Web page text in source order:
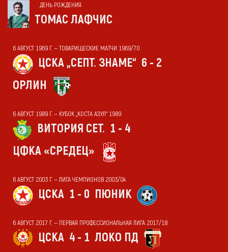
ДЕНЬ РОЖДЕНИЯ
ТОМАС ЛАФЧИС
6 АВГУСТ 1969 Г. — ТОВАРИЩЕСКИЕ МАТЧИ 1969/70
ЦСКА „СЕПТ. ЗНАМЕ“ 6 - 2
ОРЛИН
6 АВГУСТ 1989 Г. — КУБОК „КОСТА АЗУЛ“ 1989
ВИТОРИЯ СЕТ. 1 - 4
ЦФКА «СРЕДЕЦ»
6 АВГУСТ 2003 Г. — ЛИГА ЧЕМПИОНОВ 2003/04
ЦСКА 1 - 0 ПЮНИК
6 АВГУСТ 2017 Г. — ПЕРВАЯ ПРОФЕССИОНАЛЬНАЯ ЛИГА 2017/18
ЦСКА 4 - 1 ЛОКО ПД